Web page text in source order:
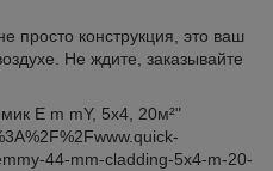
просто конструкция, это ваш
Не ждите, заказывайте
E m mY, 5x4, 20м²"
44-mm-cladding-5x4-m-20-